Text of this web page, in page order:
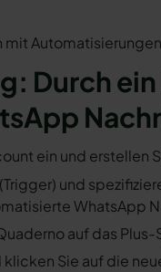
mit
Durch
ein und erstellen
und
WhatsApp
auf das
Sie auf die